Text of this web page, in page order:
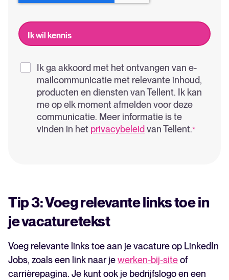
Ik ga akkoord met het ontvangen van e-
mailcommunicatie met relevante inhoud,
producten en diensten van Tellent. Ik kan
me op elk moment afmelden voor deze
communicatie. Meer informatie is te
vinden in het privacybeleid van Tellent.*
Tip 3: Voeg relevante links toe in
je vacaturetekst
Voeg relevante links toe aan je vacature op LinkedIn
Jobs, zoals een link naar jewerken-bij-siteof
carrièrepagina. Je kunt ook je bedrijfslogo en een